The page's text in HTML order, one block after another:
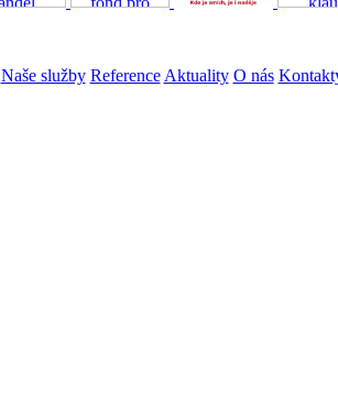
Naše služby Reference Aktuality O nás